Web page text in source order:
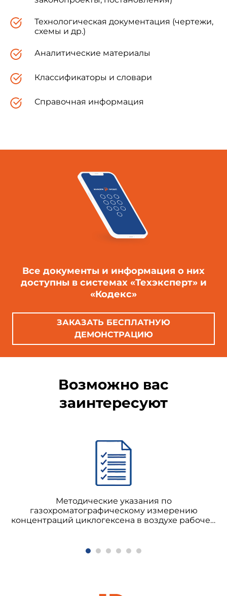
Технологическая документация (чертежи,
схемы и др.)
Аналитические материалы
Классификаторы и словари
Справочная информация
Все документы и информация о них
доступны в системах «Техэксперт» и
«Кодекс»
ЗАКАЗАТЬ БЕСПЛАТНУЮ
ДЕМОНСТРАЦИЮ
Возможно вас
заинтересуют
Методические указания по
газохроматографическому измерению
концентраций циклогексена в воздухе рабочей